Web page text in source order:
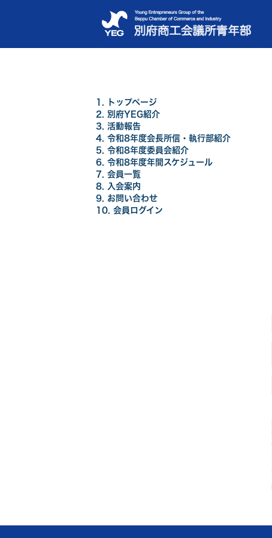
1. トップページ
2. 別府YEG紹介
3. 活動報告
4.
令和8年度会長所信・執行部紹介
5.
令和8年度委員会紹介
6.
令和8年度年間スケジュール
7. 会員一覧
8. 入会案内
9. お問い合わせ
10. 会員ログイン